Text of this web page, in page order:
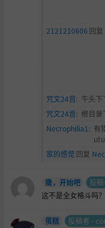
2121210606 回复
咒文24音: 牛头下
咒文24音: 根目
Necrophilia1 : 有
家的感觉 回复
撒，开始吧 投
这不是全女格斗吗
蛋糕 投稿者 -